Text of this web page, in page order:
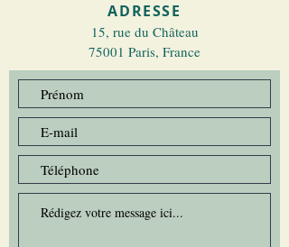
​ADRESSE
15, rue du Château
75001 Paris, France